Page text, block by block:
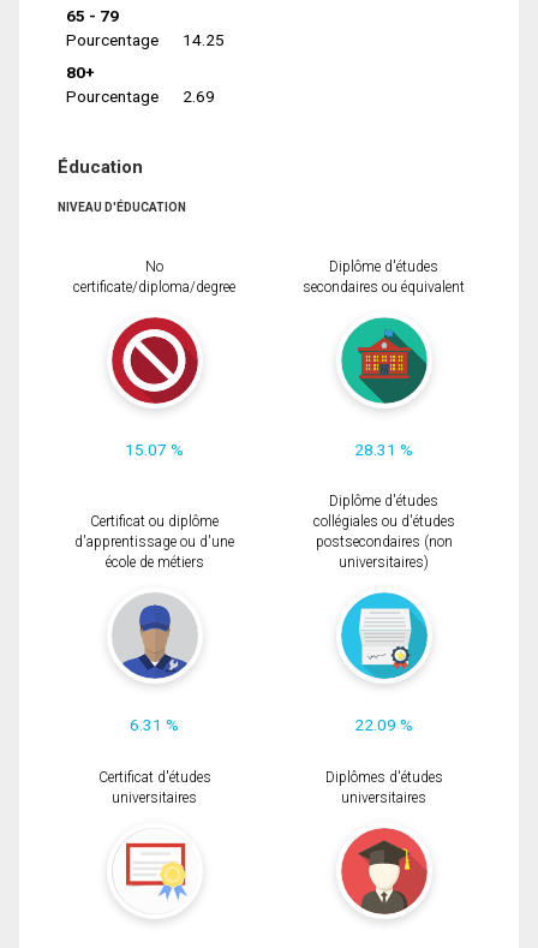
65 - 79
Pourcentage
14.25
80+
Pourcentage
2.69
Éducation
NIVEAU D'ÉDUCATION
No
certificate/diploma/degree
15.07 %
Diplôme d'études
secondaires ou équivalent
28.31 %
Certificat ou diplôme
d'apprentissage ou d'une
école de métiers
6.31 %
Diplôme d'études
collégiales ou d'études
postsecondaires (non
universitaires)
22.09 %
Certificat d'études
universitaires
Diplômes d'études
universitaires